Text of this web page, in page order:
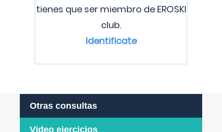
tienes que ser miembro de EROSKI
club.
Identificate
Otras consultas
Video ejercicios